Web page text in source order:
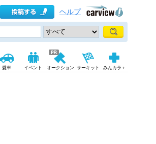
ヘルプ
愛車 イベント オークション サーキット みんカラ＋